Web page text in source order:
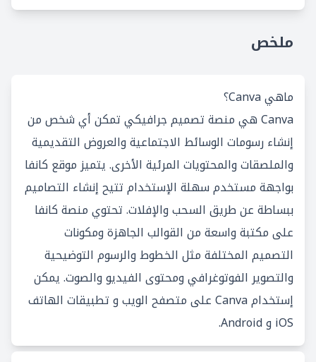
ملخص
ماهي Canva؟
Canva هي منصة تصميم جرافيكي تمكن أي شخص من
إنشاء رسومات الوسائط الاجتماعية والعروض التقديمية
والملصقات والمحتويات المرئية الأخرى. يتميز موقع كانفا
بواجهة مستخدم سهلة الإستخدام تتيح إنشاء التصاميم
ببساطة عن طريق السحب والإفلات. تحتوي منصة كانفا
على مكتبة واسعة من القوالب الجاهزة ومكونات
التصميم المختلفة مثل الخطوط والرسوم التوضيحية
والتصوير الفوتوغرافي ومحتوى الفيديو والصوت. يمكن
إستخدام Canva على متصفح الويب و تطبيقات الهاتف
iOS و Android.